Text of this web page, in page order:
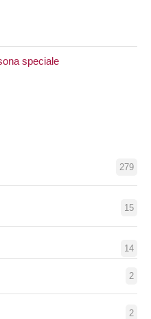
speciale
279
15
14
2
2